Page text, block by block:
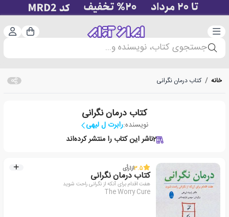
دسته‌بندی سبد
جستجوی کتاب، نویسنده و...
خانه / کتاب درمان نگرانی
کتاب درمان نگرانی
نویسنده:رابرت ل لیهی
2ناشر این کتاب را منتشر کرده‌اند
3.5از1رأی
کتاب درمان نگرانی
هفت اقدام برای آنکه از نگرانی راحت شوید
The Worry Cure